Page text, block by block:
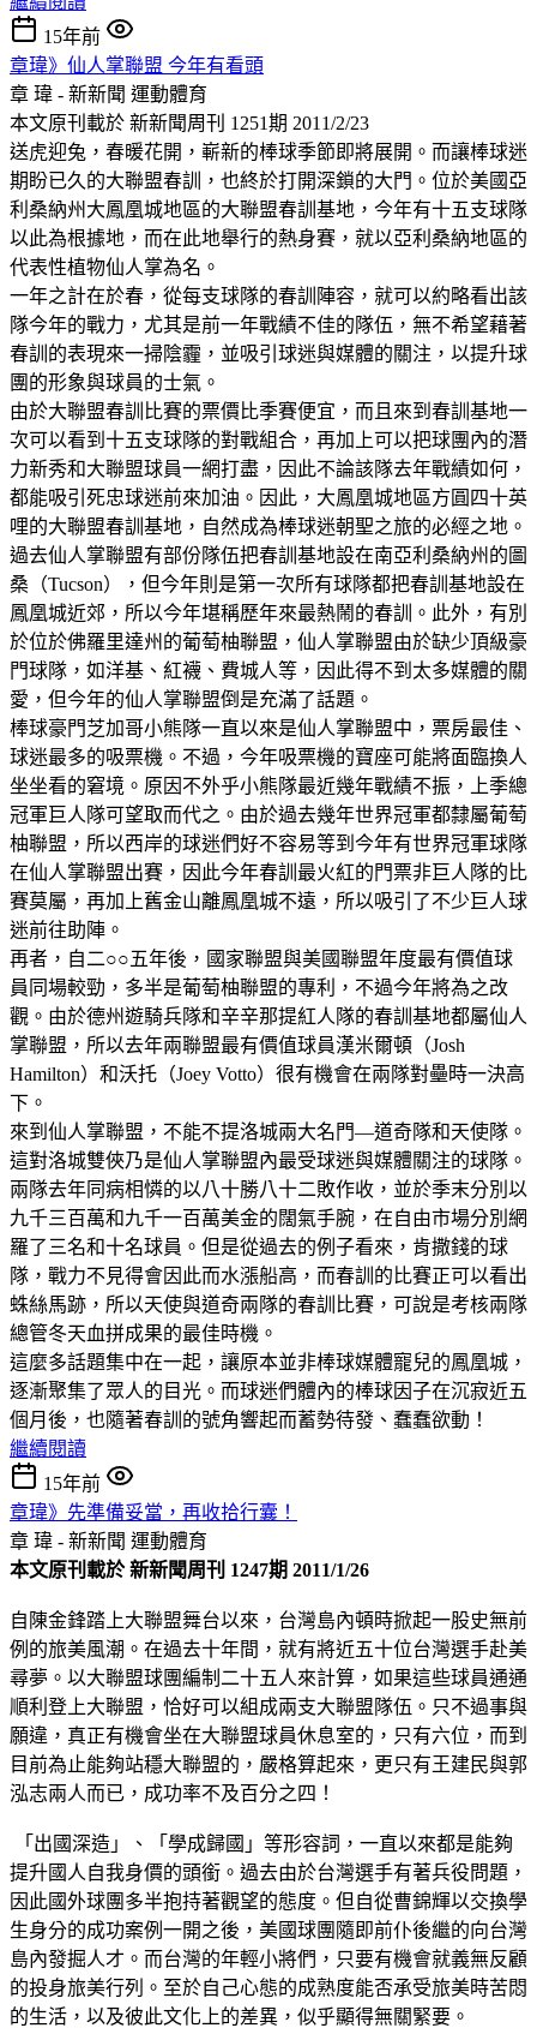
15年前
章瑋》仙人掌聯盟 今年有看頭
章 瑋 - 新新聞 運動體育
本文原刊載於 新新聞周刊 1251期 2011/2/23
送虎迎兔，春暖花開，嶄新的棒球季節即將展開。而讓棒球迷
期盼已久的大聯盟春訓，也終於打開深鎖的大門。位於美國亞
利桑納州大鳳凰城地區的大聯盟春訓基地，今年有十五支球隊
以此為根據地，而在此地舉行的熱身賽，就以亞利桑納地區的
代表性植物仙人掌為名。
一年之計在於春，從每支球隊的春訓陣容，就可以約略看出該
隊今年的戰力，尤其是前一年戰績不佳的隊伍，無不希望藉著
春訓的表現來一掃陰霾，並吸引球迷與媒體的關注，以提升球
團的形象與球員的士氣。
由於大聯盟春訓比賽的票價比季賽便宜，而且來到春訓基地一
次可以看到十五支球隊的對戰組合，再加上可以把球團內的潛
力新秀和大聯盟球員一網打盡，因此不論該隊去年戰績如何，
都能吸引死忠球迷前來加油。因此，大鳳凰城地區方圓四十英
哩的大聯盟春訓基地，自然成為棒球迷朝聖之旅的必經之地。
過去仙人掌聯盟有部份隊伍把春訓基地設在南亞利桑納州的圖
桑（Tucson），但今年則是第一次所有球隊都把春訓基地設在
鳳凰城近郊，所以今年堪稱歷年來最熱鬧的春訓。此外，有別
於位於佛羅里達州的葡萄柚聯盟，仙人掌聯盟由於缺少頂級豪
門球隊，如洋基、紅襪、費城人等，因此得不到太多媒體的關
愛，但今年的仙人掌聯盟倒是充滿了話題。
棒球豪門芝加哥小熊隊一直以來是仙人掌聯盟中，票房最佳、
球迷最多的吸票機。不過，今年吸票機的寶座可能將面臨換人
坐坐看的窘境。原因不外乎小熊隊最近幾年戰績不振，上季總
冠軍巨人隊可望取而代之。由於過去幾年世界冠軍都隸屬葡萄
柚聯盟，所以西岸的球迷們好不容易等到今年有世界冠軍球隊
在仙人掌聯盟出賽，因此今年春訓最火紅的門票非巨人隊的比
賽莫屬，再加上舊金山離鳳凰城不遠，所以吸引了不少巨人球
迷前往助陣。
再者，自二○○五年後，國家聯盟與美國聯盟年度最有價值球
員同場較勁，多半是葡萄柚聯盟的專利，不過今年將為之改
觀。由於德州遊騎兵隊和辛辛那提紅人隊的春訓基地都屬仙人
掌聯盟，所以去年兩聯盟最有價值球員漢米爾頓（Josh
Hamilton）和沃托（Joey Votto）很有機會在兩隊對壘時一決高
下。
來到仙人掌聯盟，不能不提洛城兩大名門—道奇隊和天使隊。
這對洛城雙俠乃是仙人掌聯盟內最受球迷與媒體關注的球隊。
兩隊去年同病相憐的以八十勝八十二敗作收，並於季末分別以
九千三百萬和九千一百萬美金的闊氣手腕，在自由市場分別網
羅了三名和十名球員。但是從過去的例子看來，肯撒錢的球
隊，戰力不見得會因此而水漲船高，而春訓的比賽正可以看出
蛛絲馬跡，所以天使與道奇兩隊的春訓比賽，可說是考核兩隊
總管冬天血拼成果的最佳時機。
這麼多話題集中在一起，讓原本並非棒球媒體寵兒的鳳凰城，
逐漸聚集了眾人的目光。而球迷們體內的棒球因子在沉寂近五
個月後，也隨著春訓的號角響起而蓄勢待發、蠢蠢欲動！
繼續閱讀
15年前
章瑋》先準備妥當，再收拾行囊！
章 瑋 - 新新聞 運動體育
本文原刊載於 新新聞周刊 1247期 2011/1/26
自陳金鋒踏上大聯盟舞台以來，台灣島內頓時掀起一股史無前
例的旅美風潮。在過去十年間，就有將近五十位台灣選手赴美
尋夢。以大聯盟球團編制二十五人來計算，如果這些球員通通
順利登上大聯盟，恰好可以組成兩支大聯盟隊伍。只不過事與
願違，真正有機會坐在大聯盟球員休息室的，只有六位，而到
目前為止能夠站穩大聯盟的，嚴格算起來，更只有王建民與郭
泓志兩人而已，成功率不及百分之四！
「出國深造」、「學成歸國」等形容詞，一直以來都是能夠
提升國人自我身價的頭銜。過去由於台灣選手有著兵役問題，
因此國外球團多半抱持著觀望的態度。但自從曹錦輝以交換學
生身分的成功案例一開之後，美國球團隨即前仆後繼的向台灣
島內發掘人才。而台灣的年輕小將們，只要有機會就義無反顧
的投身旅美行列。至於自己心態的成熟度能否承受旅美時苦悶
的生活，以及彼此文化上的差異，似乎顯得無關緊要。